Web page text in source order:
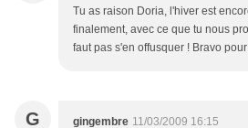
Tu as raison Doria, l'hiver est
finalement, avec ce que tu nous
faut pas s'en offusquer ! Bravo
G gingembre 11/03/2009 16:15